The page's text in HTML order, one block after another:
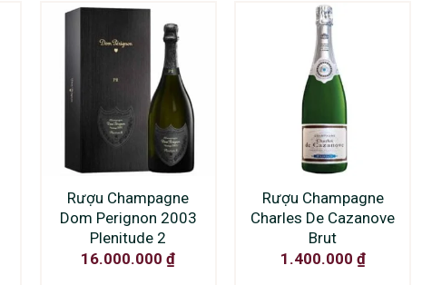
Rượu Champagne
Dom Perignon 2003
Plenitude 2
16.000.000₫
Rượu Champagne
Charles De Cazanove
Brut
1.400.000 ₫